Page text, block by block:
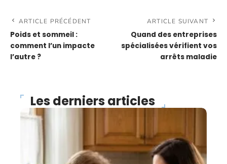
ARTICLE PRÉCÉDENT
Poids et sommeil :
comment l’un impacte
l’autre ?
ARTICLE SUIVANT
Quand des entreprises
spécialisées vérifient vos
arrêts maladie
Les derniers articles